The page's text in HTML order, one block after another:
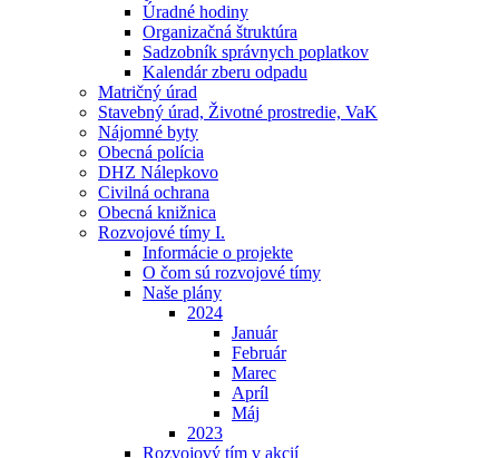
Úradné hodiny
Organizačná štruktúra
Sadzobník správnych poplatkov
Kalendár zberu odpadu
Matričný úrad
Stavebný úrad, Životné prostredie, VaK
Nájomné byty
Obecná polícia
DHZ Nálepkovo
Civilná ochrana
Obecná knižnica
Rozvojové tímy I.
Informácie o projekte
O čom sú rozvojové tímy
Naše plány
2024
Január
Február
Marec
Apríl
Máj
2023
Rozvojový tím v akcií